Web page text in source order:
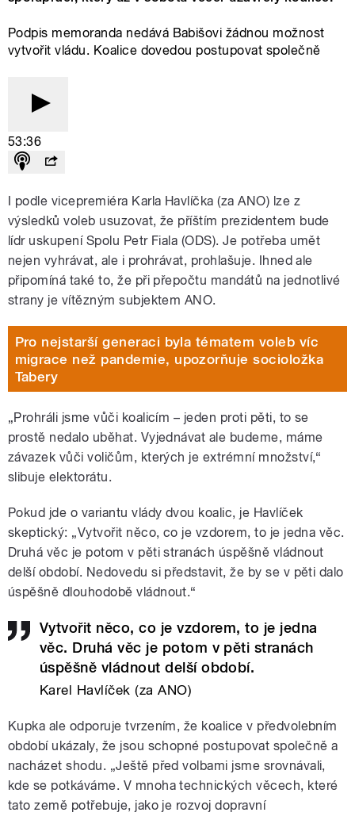
Podpis memoranda nedává Babišovi žádnou možnost
vytvořit vládu. Koalice dovedou postupovat společně
53:36
I podle vicepremiéra Karla Havlíčka (za ANO) lze z
výsledků voleb usuzovat, že příštím prezidentem bude
lídr uskupení Spolu Petr Fiala (ODS). Je potřeba umět
nejen vyhrávat, ale i prohrávat, prohlašuje. Ihned ale
připomíná také to, že při přepočtu mandátů na jednotlivé
strany je vítězným subjektem ANO.
Pro nejstarší generaci byla tématem voleb víc
migrace než pandemie, upozorňuje socioložka
Tabery
„Prohráli jsme vůči koalicím – jeden proti pěti, to se
prostě nedalo uběhat. Vyjednávat ale budeme, máme
závazek vůči voličům, kterých je extrémní množství,“
slibuje elektorátu.
Pokud jde o variantu vlády dvou koalic, je Havlíček
skeptický: „Vytvořit něco, co je vzdorem, to je jedna věc.
Druhá věc je potom v pěti stranách úspěšně vládnout
delší období. Nedovedu si představit, že by se v pěti dalo
úspěšně dlouhodobě vládnout.“
Vytvořit něco, co je vzdorem, to je jedna
věc. Druhá věc je potom v pěti stranách
úspěšně vládnout delší období.
Karel Havlíček (za ANO)
Kupka ale odporuje tvrzením, že koalice v předvolebním
období ukázaly, že jsou schopné postupovat společně a
nacházet shodu. „Ještě před volbami jsme srovnávali,
kde se potkáváme. V mnoha technických věcech, které
tato země potřebuje, jako je rozvoj dopravní